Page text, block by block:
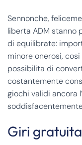
Sennonche,
liberta ADM stanno
di equilibrate:
minore onerosi,
possibilita di
costantemente
giochi validi ancora
Giri